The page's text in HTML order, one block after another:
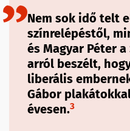
Nem sok idő telt
színrelépéstől,
és Magyar Péter
arról beszélt,
liberális
Gábor
évesen.3